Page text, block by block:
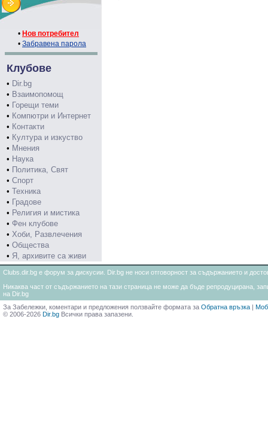
• Нов потребител
• Забравена парола
Клубове
• Dir.bg
• Взаимопомощ
• Горещи теми
• Компютри и Интернет
• Контакти
• Култура и изкуство
• Мнения
• Наука
• Политика, Свят
• Спорт
• Техника
• Градове
• Религия и мистика
• Фен клубове
• Хоби, Развлечения
• Общества
• Я, архивите са живи
Clubs.dir.bg е форум за дискусии. Dir.bg не носи отговорност за съдържанието и
Никаква част от съдържанието на тази страница не може да бъде репродуцирана,
на Dir.bg
За Забележки, коментари и предложения ползвайте формата за Обратна връзка |
© 2006-2026 Dir.bg Всички права запазени.